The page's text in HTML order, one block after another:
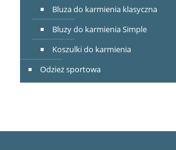
Bluza do karmienia klasyczna
Bluzy do karmienia Simple
Koszulki do karmienia
Odzież sportowa